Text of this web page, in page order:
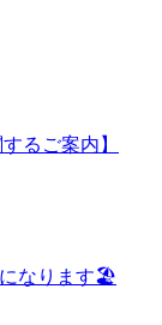
るご案内】
になります🏖